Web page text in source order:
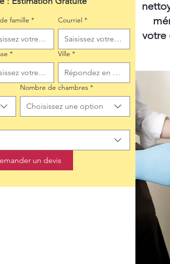
famille * Courriel *
* Ville *
Nombre de chambres *
Choisissez une option
un devis
votre